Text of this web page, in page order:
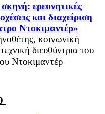
ερευνητικές
και διαχείριση
Ντοκιμαντέρ»
κοινωνική
διευθύντρια του
Ντοκιμαντέρ